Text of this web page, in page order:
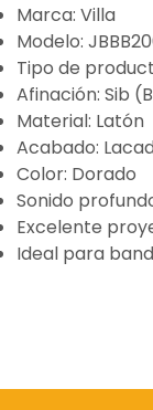
Marca: Villa
Modelo:
Tipo de
Afinación: Sib
Material: Latón
Acabado:
Color: Dorado
Sonido
Excelente
Ideal para